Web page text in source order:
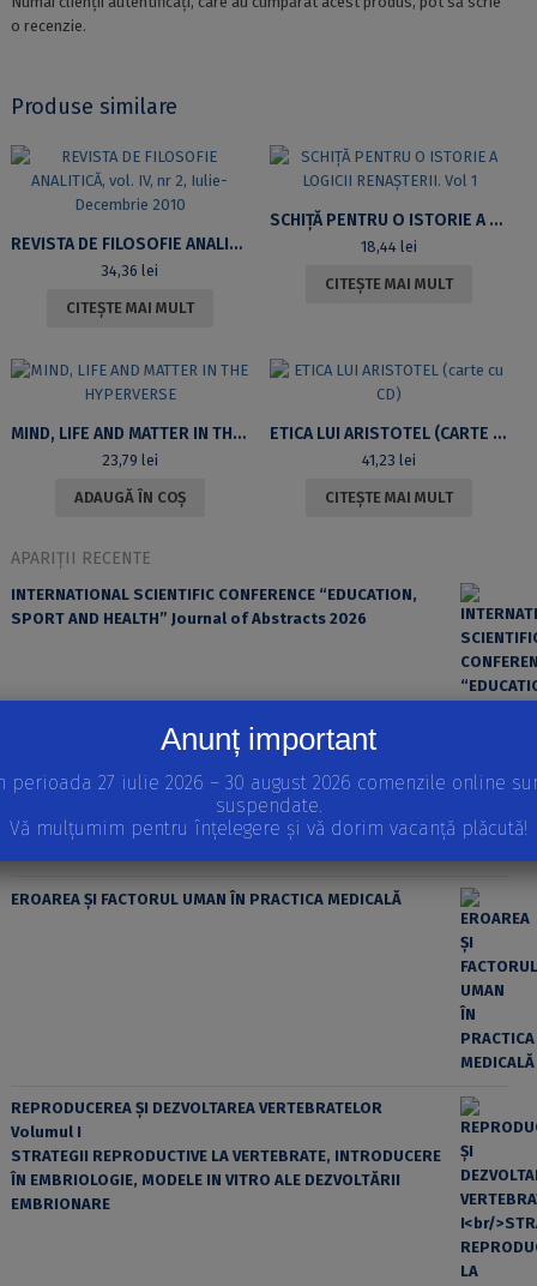
o recenzie.
Produse similare
REVISTA DE FILOSOFIE ANALITICĂ, VOL. IV, NR 2, IULIE-DECEMBRIE 2010
34,36lei
CITEȘTE MAI MULT
SCHIȚĂ PENTRU O ISTORIE A LOGICII RENAȘTERII. VOL 1
18,44lei
CITEȘTE MAI MULT
MIND, LIFE AND MATTER IN THE HYPERVERSE
23,79 lei
ADAUGĂ ÎN COȘ
ETICA LUI ARISTOTEL (CARTE CU CD)
41,23lei
CITEȘTE MAI MULT
APARIȚII RECENTE
INTERNATIONAL SCIENTIFIC CONFERENCE “EDUCATION,
SPORT AND HEALTH” Journal of Abstracts 2026
EROAREA ȘI FACTORUL UMAN ÎN PRACTICA MEDICALĂ
REPRODUCEREA ȘI DEZVOLTAREA VERTEBRATELOR
Volumul I
STRATEGII REPRODUCTIVE LA VERTEBRATE, INTRODUCERE
ÎN EMBRIOLOGIE, MODELE IN VITRO ALE DEZVOLTĂRII
EMBRIONARE
Anunț important
perioada 27 iulie 2026 – 30 august 2026 comenzile online
suspendate.
Vă mulțumim pentru înțelegere și vă dorim vacanță plăcută!